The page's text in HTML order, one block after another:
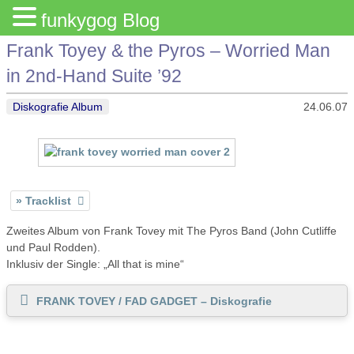
Frank Toyey & the Pyros – Worried Man
in 2nd-Hand Suite ’92
Diskografie Album 24.06.07
Tracklist
Zweites Album von Frank Tovey mit The Pyros Band (John Cutliffe
und Paul Rodden).
Inklusiv der Single: „All that is mine“
FRANK TOVEY / FAD GADGET – Diskografie
funkygog Blog